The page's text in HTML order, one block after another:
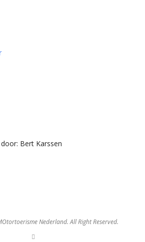
Bert Karssen
Nederland. All Right Reserved.